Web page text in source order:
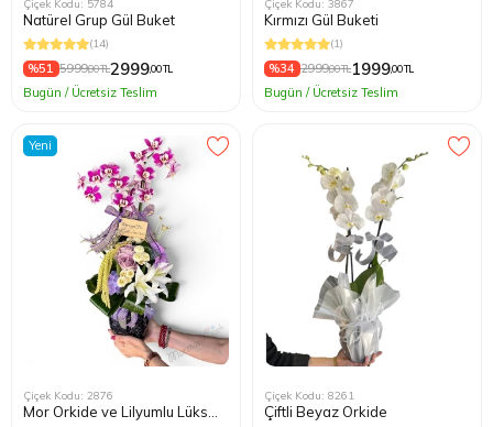
Çiçek Kodu: 5784
Natürel Grup Gül Buket
(14)
%51 5999,00 TL2999,00 TL
Bugün / Ücretsiz Teslim
Çiçek Kodu: 3867
Kırmızı Gül Buketi
(1)
%34 2999,00 TL1999,00 TL
Bugün / Ücretsiz Teslim
Yeni
Çiçek Kodu: 2876
Mor Orkide ve Lilyumlu Lüks
Çiçek Kodu: 8261
Çiftli Beyaz Orkide